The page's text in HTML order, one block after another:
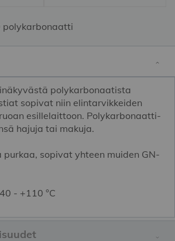
polykarbonaatista
sopivat niin elintarvikkeiden
esillelaittoon. Polykarbonaatti-
hajuja tai makuja.
purkaa, sopivat yhteen muiden GN-
- +110 °C